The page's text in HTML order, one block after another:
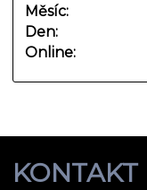
Online:
Měsíc:
Den:
KONTAKT